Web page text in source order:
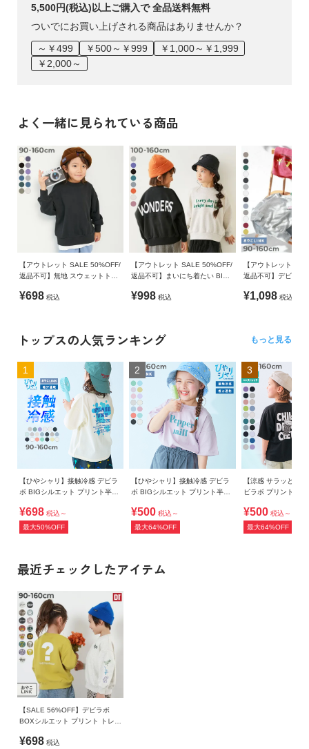
・生産時期により、多少色味が異なる場合がございますが、
素材・サイズ等の品質に違いはございません。
5,500円(税込)以上ご購入で 全品送料無料
ついでにお買い上げされる商品はありませんか？
～￥499
￥500～￥999
￥1,000～￥1,999
￥2,000～
よく一緒に見られている商品
【アウトレット SALE 50%OFF/
返品不可】無地 スウェットトレ
¥698 税込
【アウトレット SALE 50%OFF/
返品不可】まいにち着たい BIG
¥998 税込
【アウトレット
返品不可】デビラボ
¥1,098 税込
トップスの人気ランキング もっと見る
1
【ひやシャリ】接触冷感 デビラ
ボ BIGシルエット プリント半袖
¥698 税込～
最大50%OFF
2
【ひやシャリ】接触冷感 デビラ
ボ BIGシルエット プリント半袖
¥500 税込～
最大64%OFF
3
【涼感 サラッとメ
ビラボ プリント 半
¥500 税込～
最大64%OFF
最近チェックしたアイテム
【SALE 56%OFF】デビラボ
BOXシルエット プリント トレー
¥698 税込